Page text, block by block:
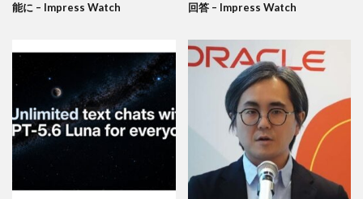
能に – Impress Watch
回答 – Impress Watch